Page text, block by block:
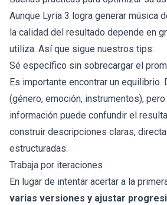
Aunque Lyria 3 logra generar música
la calidad del resultado depende en
utiliza. Así que sigue nuestros tips:
Sé específico sin sobrecargar el
Es importante encontrar un equilibrio.
(género, emoción, instrumentos),
información puede confundir el
construir descripciones claras,
estructuradas.
Trabaja por iteraciones
En lugar de intentar acertar a la
varias versiones y ajustar